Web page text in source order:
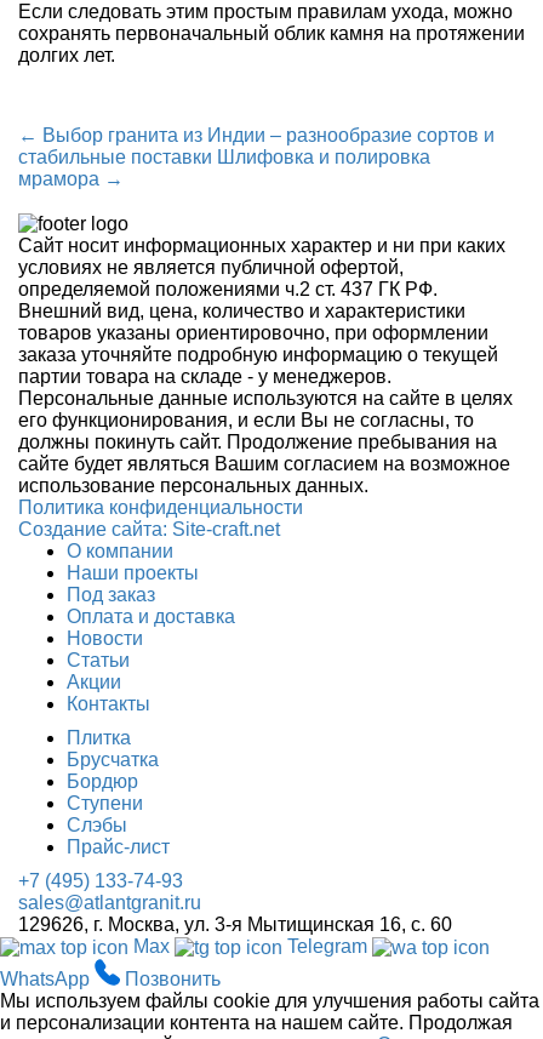
Если следовать этим простым правилам ухода, можно
сохранять первоначальный облик камня на протяжении
долгих лет.
← Выбор гранита из Индии – разнообразие сортов и
стабильные поставки Шлифовка и полировка
мрамора →
Сайт носит информационных характер и ни при каких
условиях не является публичной офертой,
определяемой положениями ч.2 ст. 437 ГК РФ.
Внешний вид, цена, количество и характеристики
товаров указаны ориентировочно, при оформлении
заказа уточняйте подробную информацию о текущей
партии товара на складе - у менеджеров.
Персональные данные используются на сайте в целях
его функционирования, и если Вы не согласны, то
должны покинуть сайт. Продолжение пребывания на
сайте будет являться Вашим согласием на возможное
использование персональных данных.
Политика конфиденциальности
Создание сайтa: Site-craft.net
О компании
Наши проекты
Под заказ
Оплата и доставка
Новости
Статьи
Акции
Контакты
Плитка
Брусчатка
Бордюр
Ступени
Слэбы
Прайс-лист
+7 (495) 133-74-93
sales@atlantgranit.ru
129626, г. Москва, ул. 3-я Мытищинская 16, с. 60
Max
Telegram
WhatsApp
Позвонить
Мы используем файлы cookie для улучшения работы сайта
и персонализации контента на нашем сайте. Продолжая